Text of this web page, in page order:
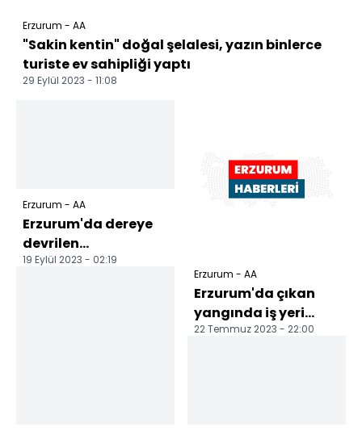
Erzurum - AA
"Sakin kentin" doğal şelalesi, yazın binlerce
turiste ev sahipliği yaptı
29 Eylül 2023 - 11:08
Erzurum - AA
Erzurum'da dereye
devrilen
otomobildeki 2 kişi
19 Eylül 2023 - 02:19
Erzurum - AA
Erzurum'da çıkan
yangında iş yeri
kullanılamaz hale
22 Temmuz 2023 - 22:00